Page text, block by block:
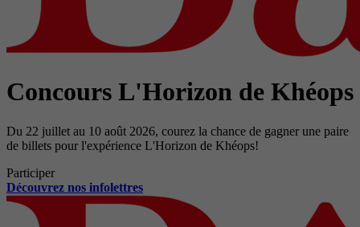
Concours L'Horizon de Khéops
Du 22 juillet au 10 août 2026, courez la chance de gagner une paire
de billets pour l'expérience L'Horizon de Khéops!
Participer
Découvrez nos infolettres